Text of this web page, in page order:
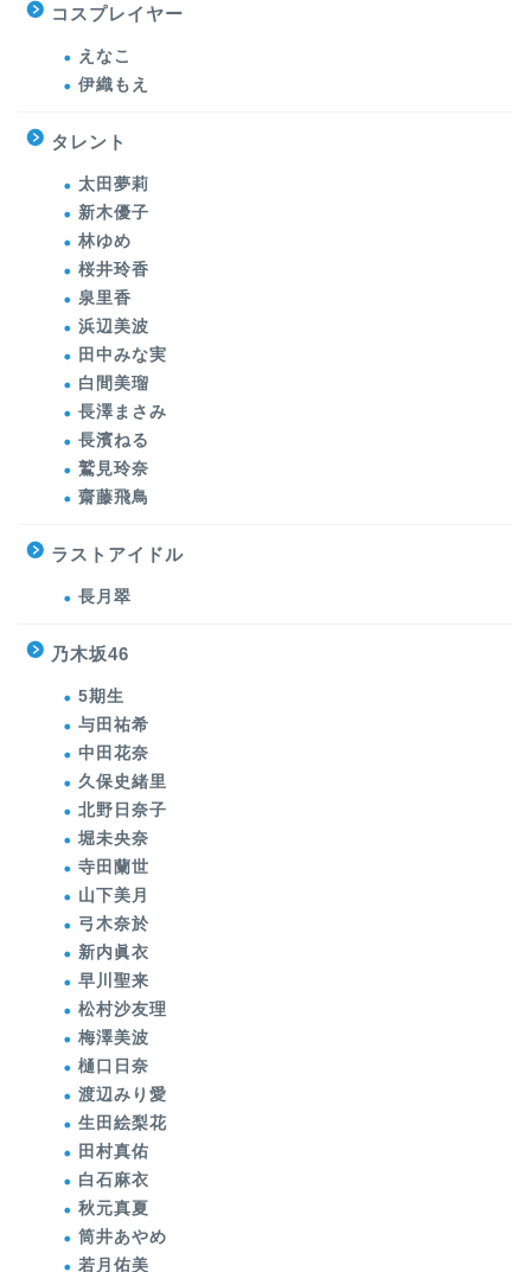
コスプレイヤー
えなこ
伊織もえ
タレント
太田夢莉
新木優子
林ゆめ
桜井玲香
泉里香
浜辺美波
田中みな実
白間美瑠
長澤まさみ
長濱ねる
鷲見玲奈
齋藤飛鳥
ラストアイドル
長月翠
乃木坂46
5期生
与田祐希
中田花奈
久保史緒里
北野日奈子
堀未央奈
寺田蘭世
山下美月
弓木奈於
新内眞衣
早川聖来
松村沙友理
梅澤美波
樋口日奈
渡辺みり愛
生田絵梨花
田村真佑
白石麻衣
秋元真夏
筒井あやめ
若月佑美